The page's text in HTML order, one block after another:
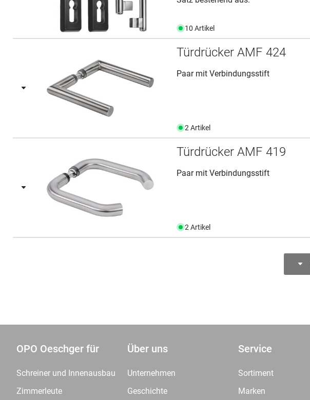
10 Artikel
Türdrücker AMF 424
Paar mit Verbindungsstift
2 Artikel
Türdrücker AMF 419
Paar mit Verbindungsstift
2 Artikel
OPO Oeschger für
Schreiner und Innenausbau
Zimmerleute
Über uns
Unternehmen
Geschichte
Service
Sortiment
Marken